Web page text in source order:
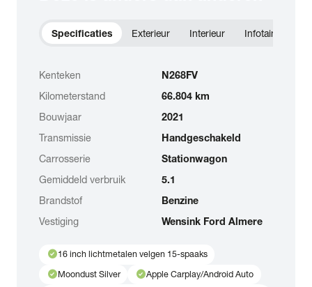
Specificaties Exterieur Interieur Infotainment
Kenteken
N268FV
Kilometerstand
66.804 km
Bouwjaar
2021
Transmissie
Handgeschakeld
Carrosserie
Stationwagon
Gemiddeld verbruik
5.1
Brandstof
Benzine
Vestiging
Wensink Ford Almere
check_circle16 inch lichtmetalen velgen 15-spaaks
check_circleMoondust Silver check_circleApple Carplay/Android Auto